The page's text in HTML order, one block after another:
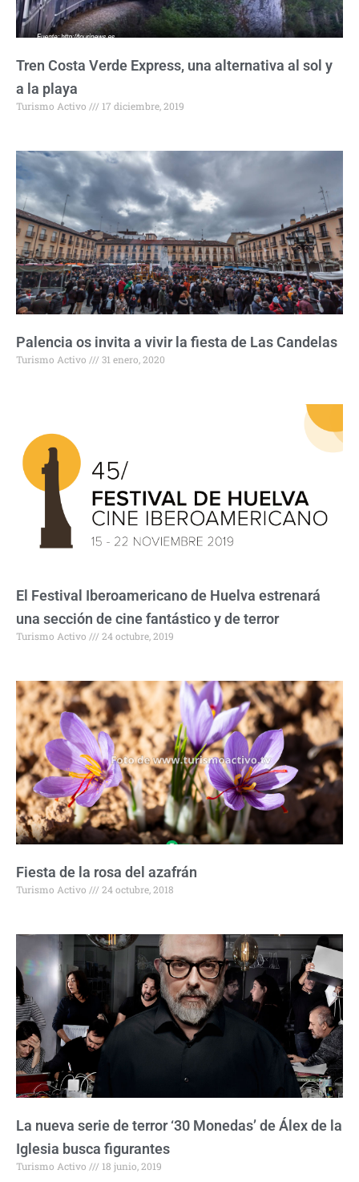
Tren Costa Verde Express, una alternativa al sol y
a la playa
Turismo Activo 17 diciembre, 2019
Palencia os invita a vivir la fiesta de Las Candelas
Turismo Activo 31 enero, 2020
El Festival Iberoamericano de Huelva estrenará
una sección de cine fantástico y de terror
Turismo Activo 24 octubre, 2019
Fiesta de la rosa del azafrán
Turismo Activo 24 octubre, 2018
La nueva serie de terror ‘30 Monedas’ de Álex de la
Iglesia busca figurantes
Turismo Activo 18 junio, 2019